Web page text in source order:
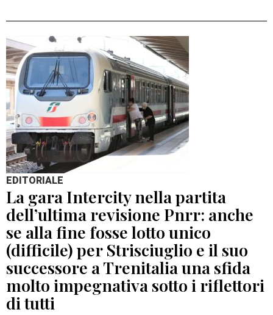
EDITORIALE
La gara Intercity nella partita
dell’ultima revisione Pnrr: anche
se alla fine fosse lotto unico
(difficile) per Strisciuglio e il suo
successore a Trenitalia una sfida
molto impegnativa sotto i riflettori
di tutti